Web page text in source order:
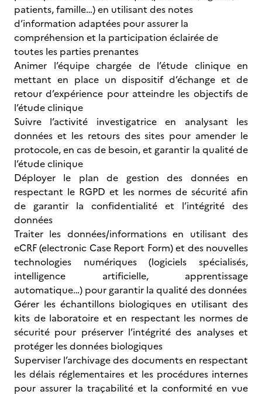
patients, famille…) en utilisant des notes
d’information adaptées pour assurer la
compréhension et la participation éclairée de
toutes les parties prenantes
Animer l’équipe chargée de l’étude clinique en
mettant en place un dispositif d’échange et de
retour d’expérience pour atteindre les objectifs de
l’étude clinique
Suivre l’activité investigatrice en analysant les
données et les retours des sites pour amender le
protocole, en cas de besoin, et garantir la qualité de
l’étude clinique
Déployer le plan de gestion des données en
respectant le RGPD et les normes de sécurité afin
de garantir la confidentialité et l’intégrité des
données
Traiter les données/informations en utilisant des
eCRF (electronic Case Report Form) et des nouvelles
technologies numériques (logiciels spécialisés,
intelligence artificielle, apprentissage
automatique…) pour garantir la qualité des données
Gérer les échantillons biologiques en utilisant des
kits de laboratoire et en respectant les normes de
sécurité pour préserver l’intégrité des analyses et
protéger les données biologiques
Superviser l’archivage des documents en respectant
les délais réglementaires et les procédures internes
pour assurer la traçabilité et la conformité en vue